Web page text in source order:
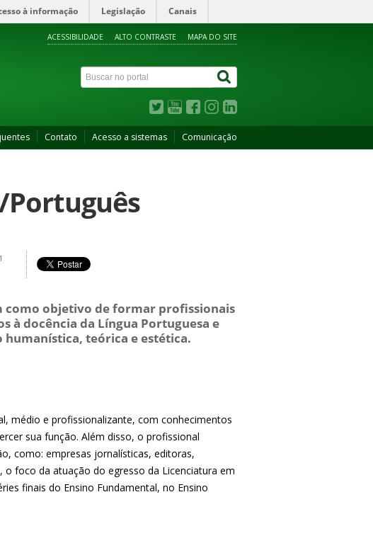
à informação Legislação Canais
ACESSIBILIDADE ALTO CONTRASTE MAPA DO SITE
Contato Acesso a sistemas Comunicação
como objetivo de formar profissionais
à docência da Língua Portuguesa e
teórica e estética.
médio e profissionalizante, com conhecimentos
sua função. Além disso, o profissional
como: empresas jornalísticas, editoras,
foco da atuação do egresso da Licenciatura em
finais do Ensino Fundamental, no Ensino